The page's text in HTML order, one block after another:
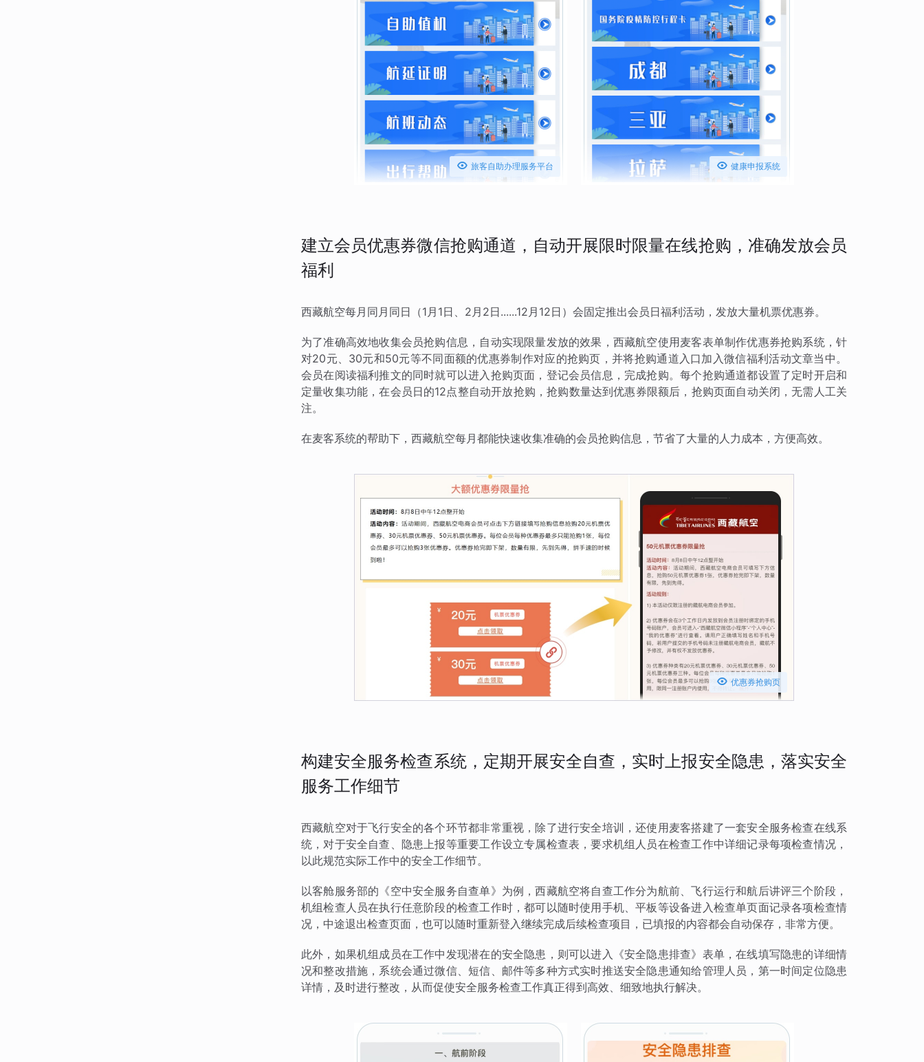
 旅客自助办理服务平台  健康申报系统
建立会员优惠券微信抢购通道，自动开展限时限量在线抢购，准确发放会员
福利
西藏航空每月同月同日（1月1日、2月2日......12月12日）会固定推出会员日福利活动，发放大量机票优惠券。
为了准确高效地收集会员抢购信息，自动实现限量发放的效果，西藏航空使用麦客表单制作优惠券抢购系统，针
对20元、30元和50元等不同面额的优惠券制作对应的抢购页，并将抢购通道入口加入微信福利活动文章当中。
会员在阅读福利推文的同时就可以进入抢购页面，登记会员信息，完成抢购。每个抢购通道都设置了定时开启和
定量收集功能，在会员日的12点整自动开放抢购，抢购数量达到优惠券限额后，抢购页面自动关闭，无需人工关
注。
在麦客系统的帮助下，西藏航空每月都能快速收集准确的会员抢购信息，节省了大量的人力成本，方便高效。
 优惠券抢购页
构建安全服务检查系统，定期开展安全自查，实时上报安全隐患，落实安全
服务工作细节
西藏航空对于飞行安全的各个环节都非常重视，除了进行安全培训，还使用麦客搭建了一套安全服务检查在线系
统，对于安全自查、隐患上报等重要工作设立专属检查表，要求机组人员在检查工作中详细记录每项检查情况，
以此规范实际工作中的安全工作细节。
以客舱服务部的《空中安全服务自查单》为例，西藏航空将自查工作分为航前、飞行运行和航后讲评三个阶段，
机组检查人员在执行任意阶段的检查工作时，都可以随时使用手机、平板等设备进入检查单页面记录各项检查情
况，中途退出检查页面，也可以随时重新登入继续完成后续检查项目，已填报的内容都会自动保存，非常方便。
此外，如果机组成员在工作中发现潜在的安全隐患，则可以进入《安全隐患排查》表单，在线填写隐患的详细情
况和整改措施，系统会通过微信、短信、邮件等多种方式实时推送安全隐患通知给管理人员，第一时间定位隐患
详情，及时进行整改，从而促使安全服务检查工作真正得到高效、细致地执行解决。